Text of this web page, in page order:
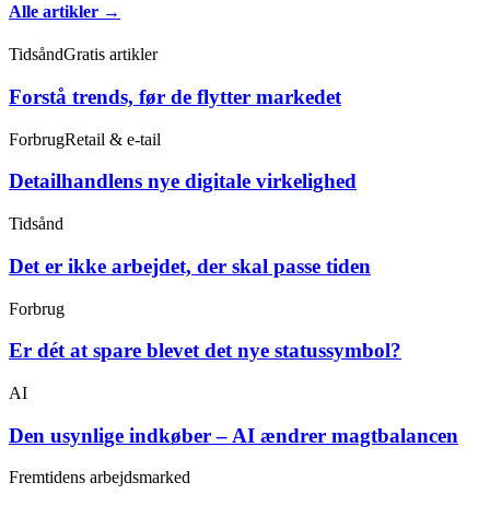
Alle artikler →
TidsåndGratis artikler
Forstå trends, før de flytter markedet
ForbrugRetail & e-tail
Detailhandlens nye digitale virkelighed
Tidsånd
Det er ikke arbejdet, der skal passe tiden
Forbrug
Er dét at spare blevet det nye statussymbol?
AI
Den usynlige indkøber – AI ændrer magtbalancen
Fremtidens arbejdsmarked